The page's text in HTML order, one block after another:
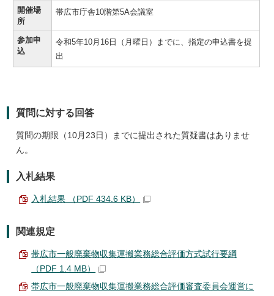
開催場
所
帯広市庁舎10階第5A会議室
参加申
込
令和5年10月16日（月曜日）までに、指定の申込書を提
出
質問に対する回答
質問の期限（10月23日）までに提出された質疑書はありませ
ん。
入札結果
入札結果 （PDF 434.6 KB）
関連規定
帯広市一般廃棄物収集運搬業務総合評価方式試行要綱
（PDF 1.4 MB）
帯広市一般廃棄物収集運搬業務総合評価審査委員会運営に